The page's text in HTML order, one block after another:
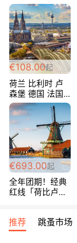
€108.00起
荷兰 比利时 卢
森堡 德国 法国
超爽玩遍西欧 循
环线 全程四星宾
馆 108欧/人/天
€693.00起
全年团期！经典
红线「荷比卢德
天！巴黎上下！
包拼房~
推荐 跳蚤市场